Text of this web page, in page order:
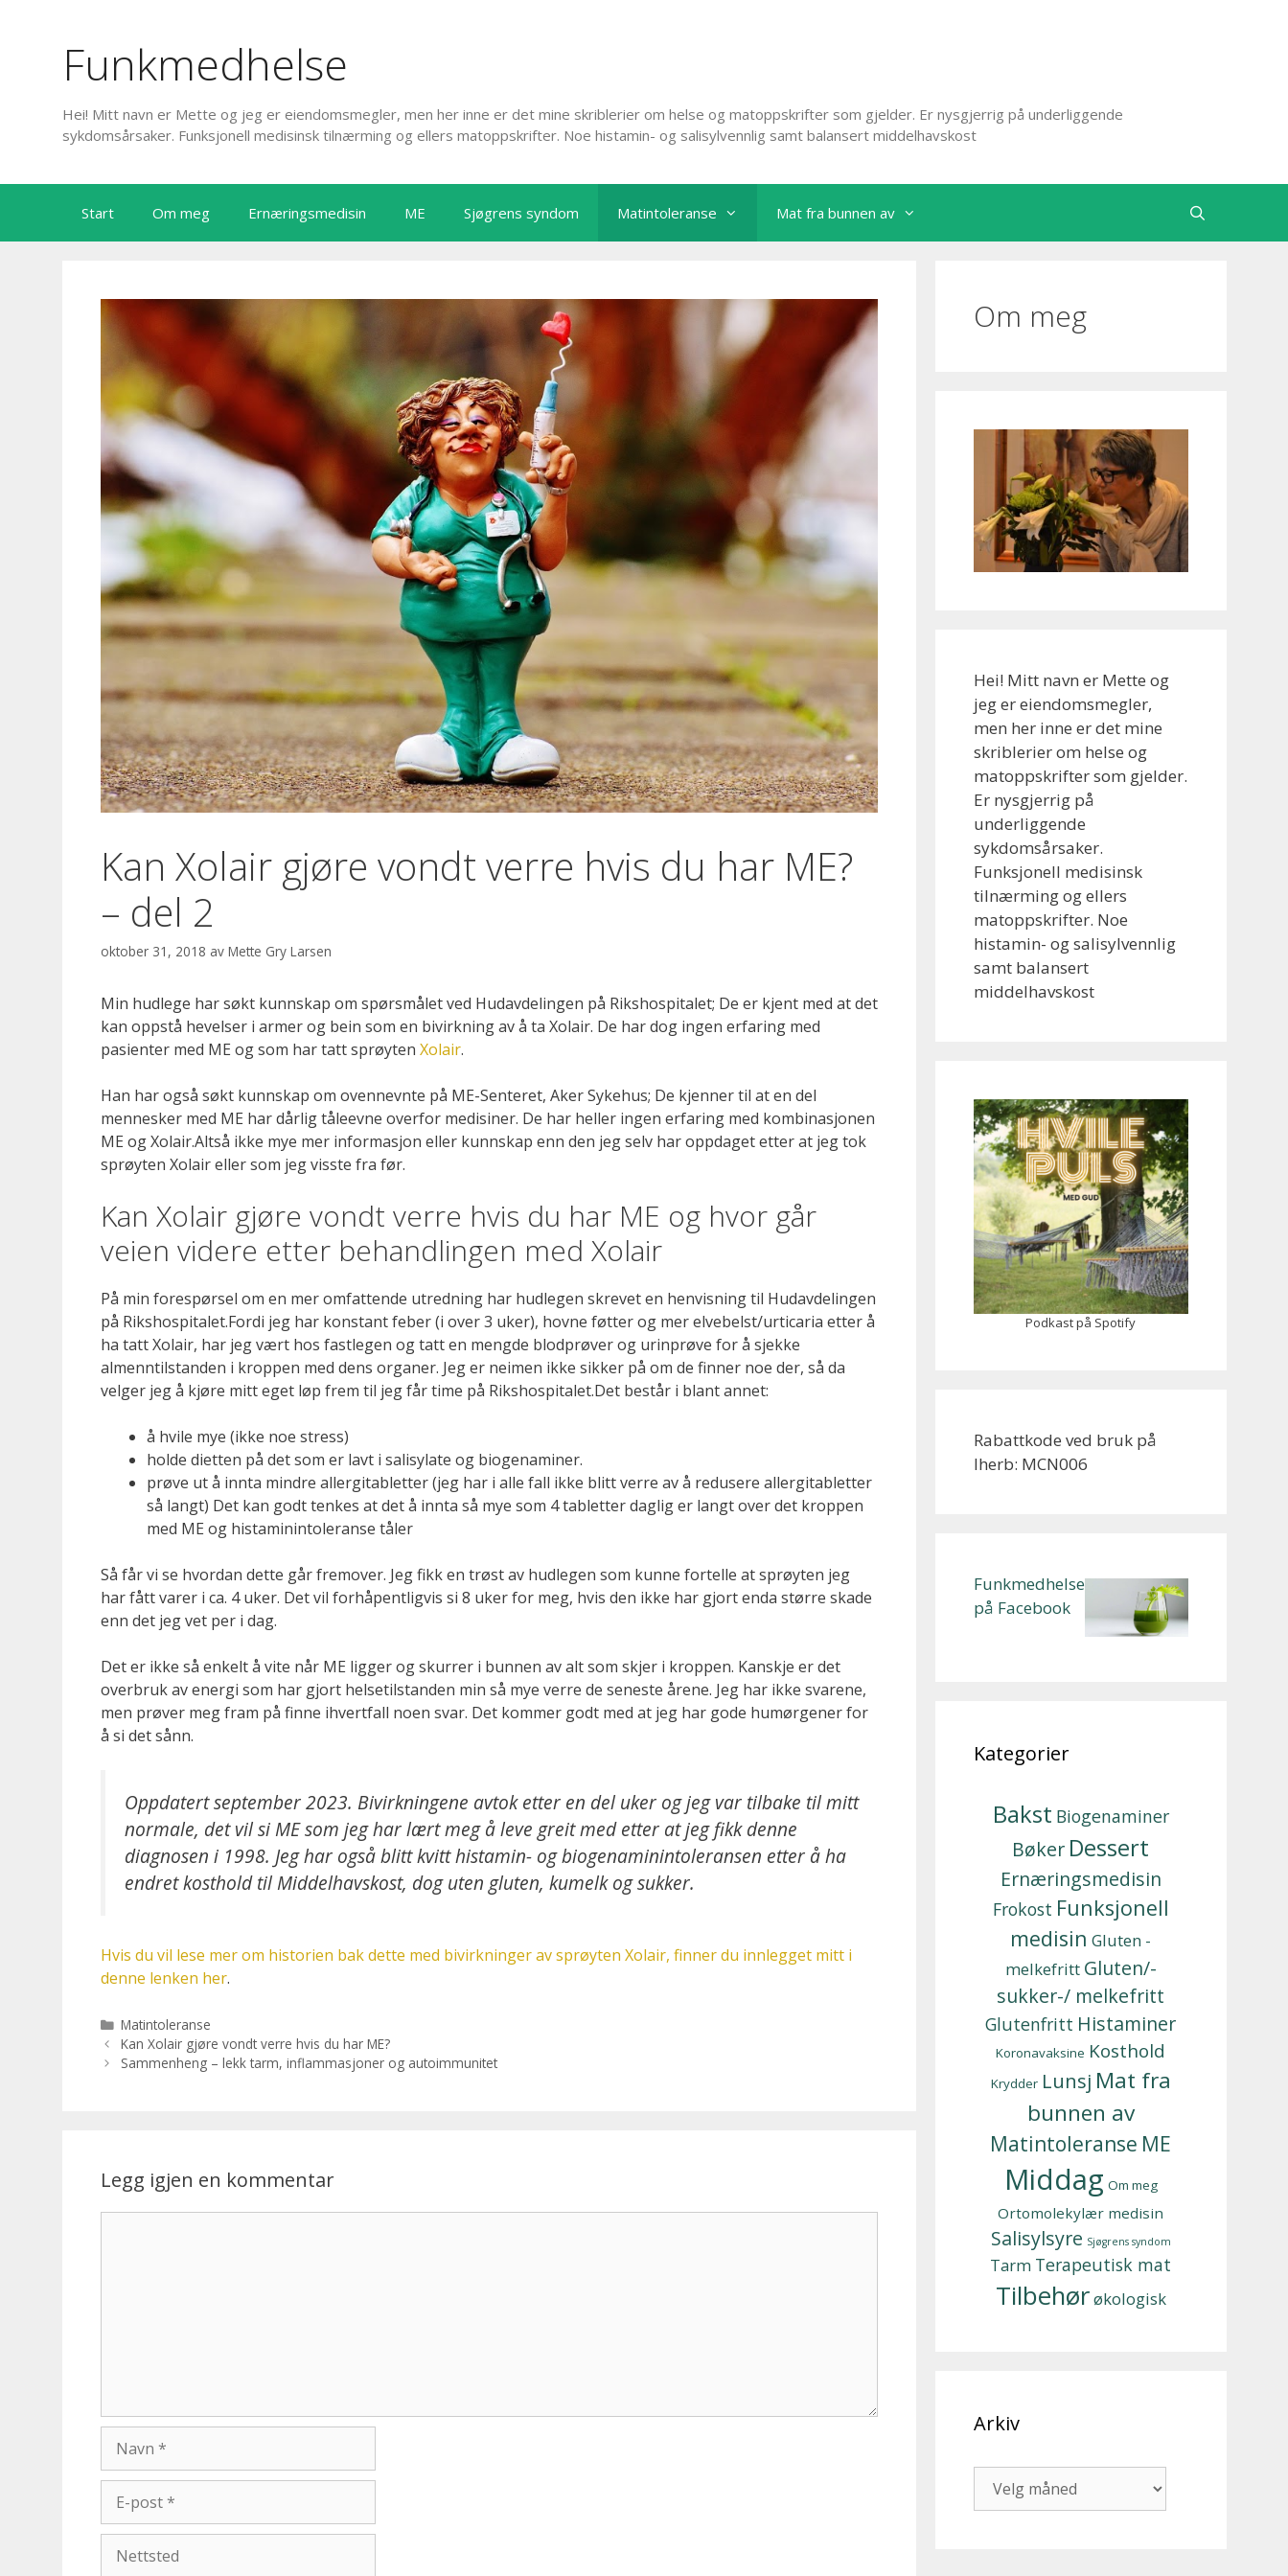
Funkmedhelse
Hei! Mitt navn er Mette og jeg er eiendomsmegler, men her inne er det mine skriblerier om helse og matoppskrifter som gjelder. Er nysgjerrig på underliggende
sykdomsårsaker. Funksjonell medisinsk tilnærming og ellers matoppskrifter. Noe histamin- og salisylvennlig samt balansert middelhavskost
Start Om meg Ernæringsmedisin ME Sjøgrens syndom Matintoleranse Mat fra bunnen av
Kan Xolair gjøre vondt verre hvis du har ME?
– del 2
oktober 31, 2018 av Mette Gry Larsen
Min hudlege har søkt kunnskap om spørsmålet ved Hudavdelingen på Rikshospitalet; De er kjent med at det
kan oppstå hevelser i armer og bein som en bivirkning av å ta Xolair. De har dog ingen erfaring med
pasienter med ME og som har tatt sprøyten Xolair.
Han har også søkt kunnskap om ovennevnte på ME-Senteret, Aker Sykehus; De kjenner til at en del
mennesker med ME har dårlig tåleevne overfor medisiner. De har heller ingen erfaring med kombinasjonen
ME og Xolair.Altså ikke mye mer informasjon eller kunnskap enn den jeg selv har oppdaget etter at jeg tok
sprøyten Xolair eller som jeg visste fra før.
Kan Xolair gjøre vondt verre hvis du har ME og hvor går
veien videre etter behandlingen med Xolair
På min forespørsel om en mer omfattende utredning har hudlegen skrevet en henvisning til Hudavdelingen
på Rikshospitalet.Fordi jeg har konstant feber (i over 3 uker), hovne føtter og mer elvebelst/urticaria etter å
ha tatt Xolair, har jeg vært hos fastlegen og tatt en mengde blodprøver og urinprøve for å sjekke
almenntilstanden i kroppen med dens organer. Jeg er neimen ikke sikker på om de finner noe der, så da
velger jeg å kjøre mitt eget løp frem til jeg får time på Rikshospitalet.Det består i blant annet:
å hvile mye (ikke noe stress)
holde dietten på det som er lavt i salisylate og biogenaminer.
prøve ut å innta mindre allergitabletter (jeg har i alle fall ikke blitt verre av å redusere allergitabletter
så langt) Det kan godt tenkes at det å innta så mye som 4 tabletter daglig er langt over det kroppen
med ME og histaminintoleranse tåler
Så får vi se hvordan dette går fremover. Jeg fikk en trøst av hudlegen som kunne fortelle at sprøyten jeg
har fått varer i ca. 4 uker. Det vil forhåpentligvis si 8 uker for meg, hvis den ikke har gjort enda større skade
enn det jeg vet per i dag.
Det er ikke så enkelt å vite når ME ligger og skurrer i bunnen av alt som skjer i kroppen. Kanskje er det
overbruk av energi som har gjort helsetilstanden min så mye verre de seneste årene. Jeg har ikke svarene,
men prøver meg fram på finne ihvertfall noen svar. Det kommer godt med at jeg har gode humørgener for
å si det sånn.
Oppdatert september 2023. Bivirkningene avtok etter en del uker og jeg var tilbake til mitt
normale, det vil si ME som jeg har lært meg å leve greit med etter at jeg fikk denne
diagnosen i 1998. Jeg har også blitt kvitt histamin- og biogenaminintoleransen etter å ha
endret kosthold til Middelhavskost, dog uten gluten, kumelk og sukker.
Hvis du vil lese mer om historien bak dette med bivirkninger av sprøyten Xolair, finner du innlegget mitt i
denne lenken her.
Kategorier
Matintoleranse
Kan Xolair gjøre vondt verre hvis du har ME?
Sammenheng – lekk tarm, inflammasjoner og autoimmunitet
Legg igjen en kommentar
post
Om meg
Hei! Mitt navn er Mette og
jeg er eiendomsmegler,
men her inne er det mine
skriblerier om helse og
matoppskrifter som gjelder.
Er nysgjerrig på
underliggende
sykdomsårsaker.
Funksjonell medisinsk
tilnærming og ellers
matoppskrifter. Noe
histamin- og salisylvennlig
samt balansert
middelhavskost
Podkast på Spotify
Rabattkode ved bruk på
Iherb: MCN006
Funkmedhelse
på Facebook
Kategorier
Bakst Biogenaminer
Bøker Dessert
Ernæringsmedisin
Frokost Funksjonell
medisin Gluten -
melkefritt Gluten/-
sukker-/ melkefritt
Glutenfritt Histaminer
Koronavaksine Kosthold
Krydder Lunsj Mat fra
bunnen av
Matintoleranse ME
Middag Om meg
Ortomolekylær medisin
Salisylsyre Sjøgrens syndom
Tarm Terapeutisk mat
Tilbehørøkologisk
Arkiv
Arkiv